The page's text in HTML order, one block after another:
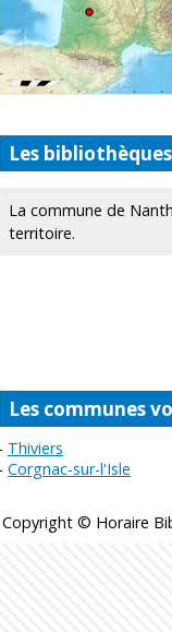
Les
La commune de
territoire.
Les communes
Thiviers
Corgnac-sur-l'Isle
Copyright © Horaire